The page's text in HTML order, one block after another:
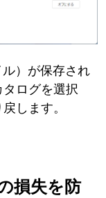
ル）が保存され
ログを選択
します。
損失を防